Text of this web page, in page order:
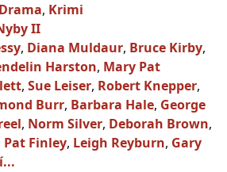
Drama, Krimi
II
, Diana Muldaur, Bruce Kirby,
Harston, Mary Pat
, Sue Leiser, Robert Knepper,
Burr, Barbara Hale, George
, Norm Silver, Deborah Brown,
Pat Finley, Leigh Reyburn, Gary